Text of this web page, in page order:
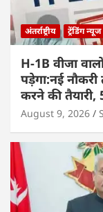
अंतर्राष्ट्रीय ट्रेंडिंग न्यूज
H-1B वीजा
पड़ेगा:नई
करने की तैयारी,
August 9, 2026